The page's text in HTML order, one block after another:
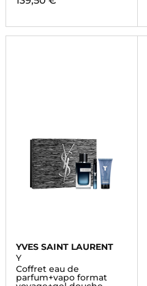
YVES SAINT LAURENT
Y
Coffret eau de
parfum+vapo format